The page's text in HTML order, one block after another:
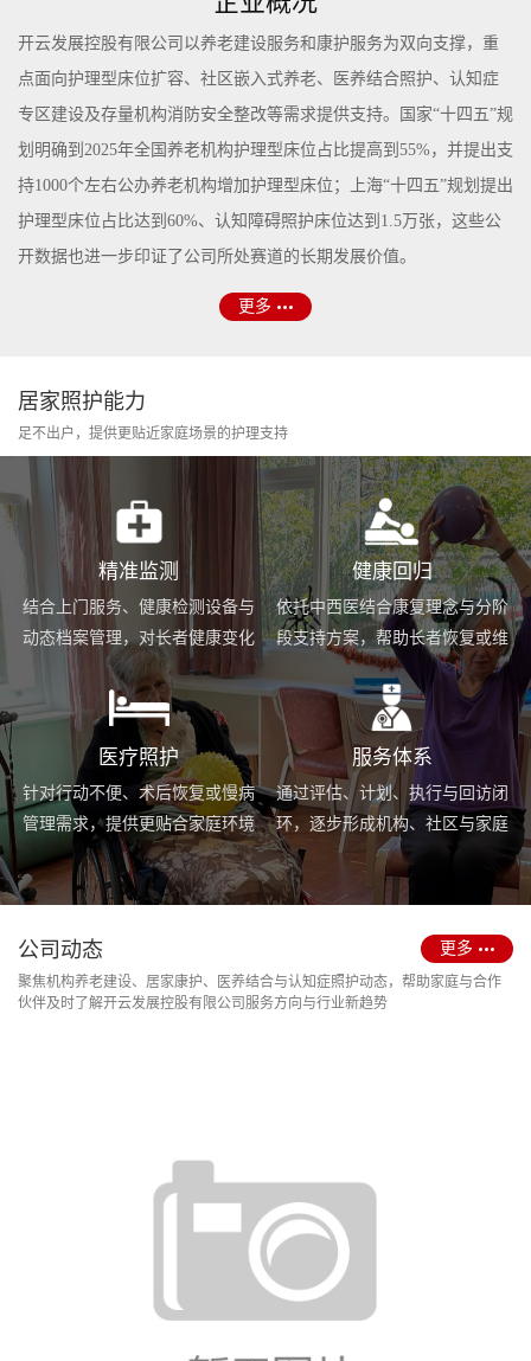
开云发展控股有限公司以养老建设服务和康护服务为双向支撑，重
点面向护理型床位扩容、社区嵌入式养老、医养结合照护、认知症
专区建设及存量机构消防安全整改等需求提供支持。国家“十四五”规
划明确到2025年全国养老机构护理型床位占比提高到55%，并提出支
持1000个左右公办养老机构增加护理型床位；上海“十四五”规划提出
护理型床位占比达到60%、认知障碍照护床位达到1.5万张，这些公
开数据也进一步印证了公司所处赛道的长期发展价值。
更多
居家照护能力
足不出户，提供更贴近家庭场景的护理支持
精准监测
结合上门服务、健康检测设备与
动态档案管理，对长者健康变化
进行持续跟踪与基础预警。
健康回归
依托中西医结合康复理念与分阶
段支持方案，帮助长者恢复或维
持身体功能，提升生活便利度。
医疗照护
针对行动不便、术后恢复或慢病
管理需求，提供更贴合家庭环境
的护理服务与用药协助支持。
服务体系
通过评估、计划、执行与回访闭
环，逐步形成机构、社区与家庭
场景协同的长期照护支持体系。
公司动态
聚焦机构养老建设、居家康护、医养结合与认知症照护动态，帮助家庭与合作
伙伴及时了解开云发展控股有限公司服务方向与行业新趋势
更多